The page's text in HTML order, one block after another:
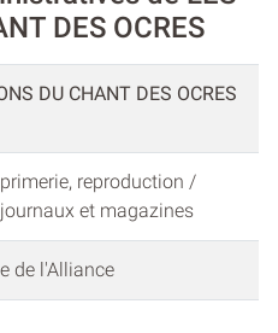
DES OCRES
DU CHANT DES OCRES
reproduction /
et magazines
de l'Alliance